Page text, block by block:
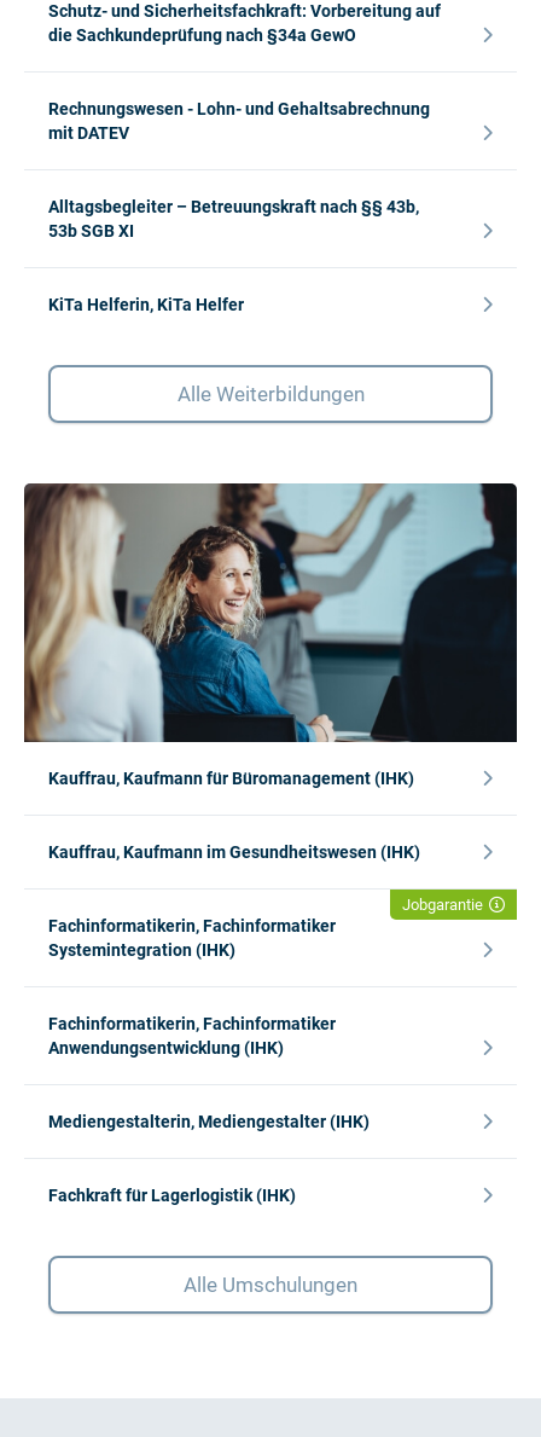
Schutz- und Sicherheitsfachkraft: Vorbereitung auf
die Sachkundeprüfung nach §34a GewO
Rechnungswesen - Lohn- und Gehaltsabrechnung
mit DATEV
Alltagsbegleiter – Betreuungskraft nach §§ 43b,
53b SGB XI
KiTa Helferin, KiTa Helfer
Alle Weiterbildungen
Kauffrau, Kaufmann für Büromanagement (IHK)
Kauffrau, Kaufmann im Gesundheitswesen (IHK)
Jobgarantie
Fachinformatikerin, Fachinformatiker
Systemintegration (IHK)
Fachinformatikerin, Fachinformatiker
Anwendungsentwicklung (IHK)
Mediengestalterin, Mediengestalter (IHK)
Fachkraft für Lagerlogistik (IHK)
Alle Umschulungen